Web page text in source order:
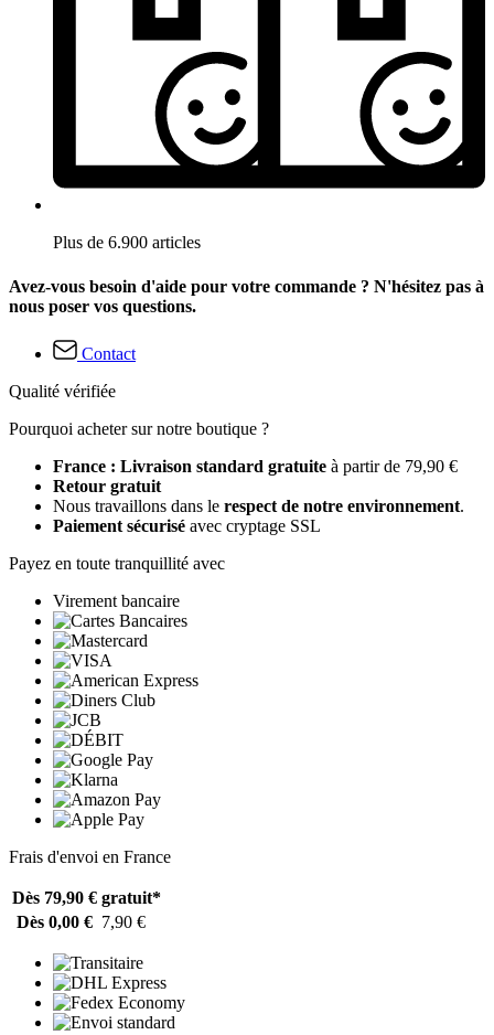
Plus de 6.900 articles
Avez-vous besoin d'aide pour votre commande ? N'hésitez pas à
nous poser vos questions.
Contact
Qualité vérifiée
Pourquoi acheter sur notre boutique ?
France : Livraison standard gratuite à partir de 79,90 €
Retour gratuit
Nous travaillons dans le respect de notre environnement.
Paiement sécurisé avec cryptage SSL
Payez en toute tranquillité avec
Virement bancaire
Frais d'envoi en France
Dès 79,90 € gratuit*
Dès 0,00 € 7,90 €